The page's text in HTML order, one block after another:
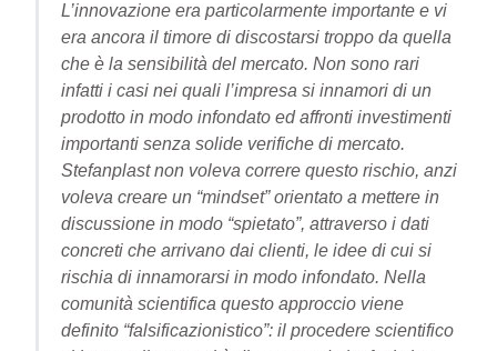
L’innovazione era particolarmente importante e vi
era ancora il timore di discostarsi troppo da quella
che è la sensibilità del mercato. Non sono rari
infatti i casi nei quali l’impresa si innamori di un
prodotto in modo infondato ed affronti investimenti
importanti senza solide verifiche di mercato.
Stefanplast non voleva correre questo rischio, anzi
voleva creare un “mindset” orientato a mettere in
discussione in modo “spietato”, attraverso i dati
concreti che arrivano dai clienti, le idee di cui si
rischia di innamorarsi in modo infondato. Nella
comunità scientifica questo approccio viene
definito “falsificazionistico”: il procedere scientifico